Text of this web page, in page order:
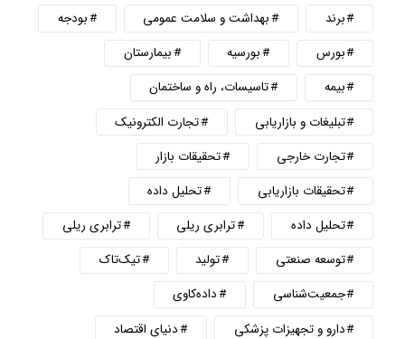
برند
بهداشت و سلامت عمومی
بودجه
بورس
بورسیه
بیمارستان
بیمه
تاسیسات، راه و ساختمان
تبلیغات و بازاریابی
تجارت الکترونیک
تجارت خارجی
تحقیقات بازار
تحقیقات بازاریابی
تحلیل داده
تحلیل داده
ترابری ریلی
ترابری ریلی
توسعه صنعتی
تولید
تیک‌تاک
جمعیت‌شناسی
داده‌کاوی
دارو و تجهیزات پزشکی
دنیای اقتصاد